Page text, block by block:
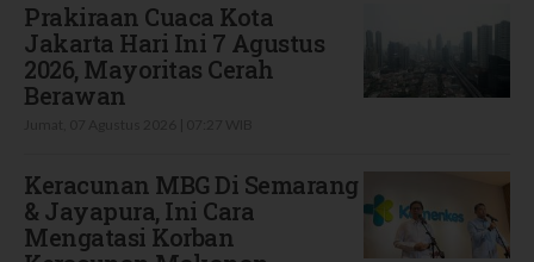
Prakiraan Cuaca Kota
Jakarta Hari Ini 7 Agustus
2026, Mayoritas Cerah
Berawan
Keracunan MBG Di Semarang
& Jayapura, Ini Cara
Mengatasi Korban